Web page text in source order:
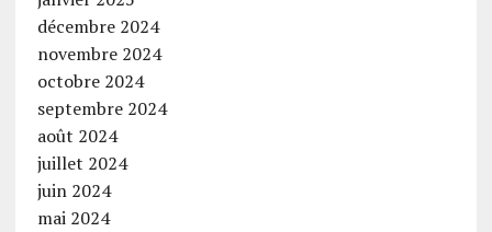
décembre 2024
novembre 2024
octobre 2024
septembre 2024
août 2024
juillet 2024
juin 2024
mai 2024